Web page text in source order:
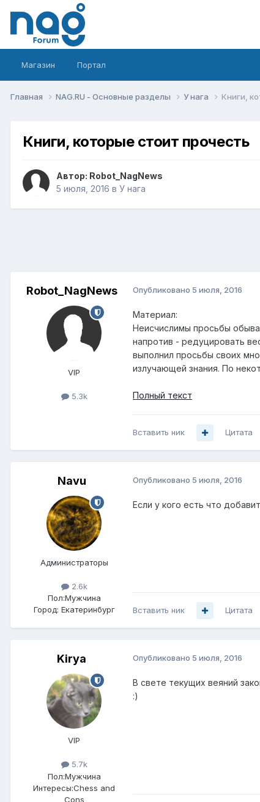
Магазин Портал
Главная NAG.RU - Основные разделы У нага Книги,
Книги, которые стоит прочесть
Автор: Robot_NagNews
5 июля, 2016 в У нага
Robot_NagNews
VIP
5.3k
Опубликовано 5 июля, 2016
Материал:
Неисчислимы просьбы
напротив - редуцировать
выполнил просьбы своих
излучающей знания. По
Полный текст
Вставить ник Цитата
Navu
Администраторы
2.6k
Пол:Мужчина
Город: Екатеринбург
Опубликовано 5 июля, 2016
Если у кого есть что
Вставить ник Цитата
Kirya
VIP
5.7k
Пол:Мужчина
Интересы:Chess and
Cons
Опубликовано 5 июля, 2016
В свете текущих веяний
:)